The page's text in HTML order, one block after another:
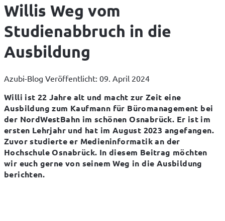
Willis Weg vom
Studienabbruch in die
Ausbildung
Azubi-Blog Veröffentlicht: 09. April 2024
Willi ist 22 Jahre alt und macht zur Zeit eine
Ausbildung zum Kaufmann für Büromanagement bei
der NordWestBahn im schönen Osnabrück. Er ist im
ersten Lehrjahr und hat im August 2023 angefangen.
Zuvor studierte er Medieninformatik an der
Hochschule Osnabrück. In diesem Beitrag möchten
wir euch gerne von seinem Weg in die Ausbildung
berichten.